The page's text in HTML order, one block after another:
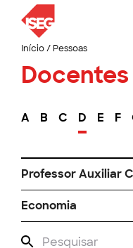
Início/ Pessoas
Docentes
A B C D E F
Professor Auxiliar
Economia